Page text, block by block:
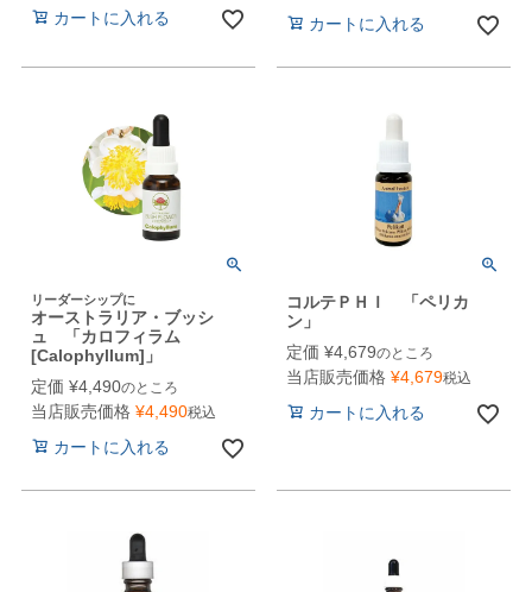
カートに入れる カートに入れる
リーダーシップに
オーストラリア・ブッシ
ュ 「カロフィラム
[Calophyllum]」
定価 ¥4,490のところ
当店販売価格 ¥4,490税込
カートに入れる
コルテＰＨＩ 「ペリカ
ン」
定価 ¥4,679のところ
当店販売価格 ¥4,679税込
カートに入れる